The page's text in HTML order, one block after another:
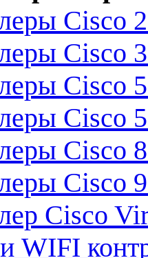
Cisco
Cisco
Cisco
Cisco
Cisco
Cisco
Cisco
WIFI